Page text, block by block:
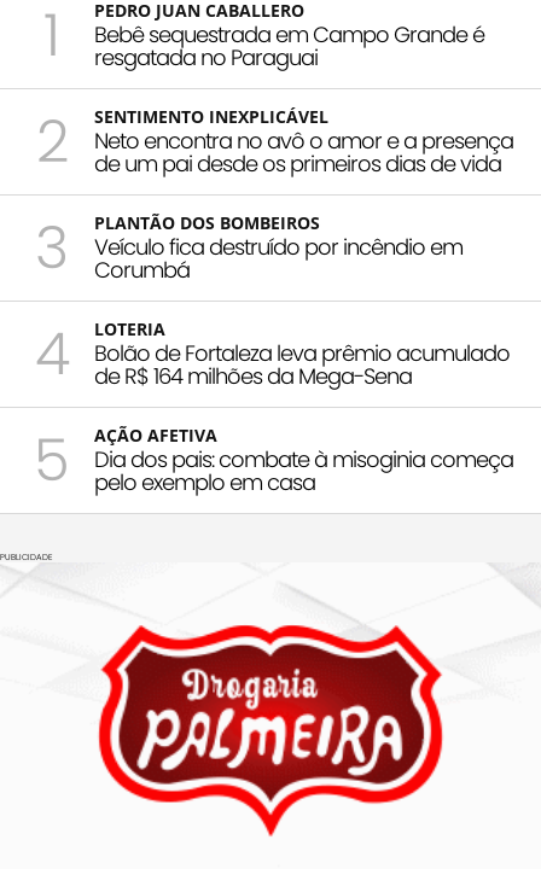
1 PEDRO JUAN CABALLERO
Bebê sequestrada em Campo Grande é
resgatada no Paraguai
2 SENTIMENTO INEXPLICÁVEL
Neto encontra no avô o amor e a presença
de um pai desde os primeiros dias de vida
3 PLANTÃO DOS BOMBEIROS
Veículo fica destruído por incêndio em
Corumbá
4 LOTERIA
Bolão de Fortaleza leva prêmio acumulado
de R$ 164 milhões da Mega-Sena
5 AÇÃO AFETIVA
Dia dos pais: combate à misoginia começa
pelo exemplo em casa
PUBLICIDADE